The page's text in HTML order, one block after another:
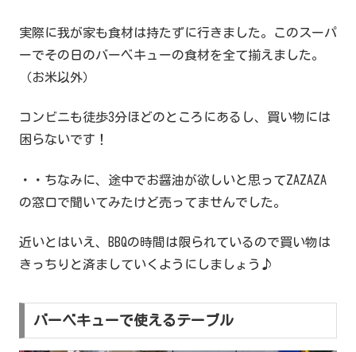
実際に我が家も食材は持たずに行きました。このスーパ
ーでその日のバーベキューの食材を全て揃えました。
（お米以外）
コンビニも徒歩3分ほどのところにあるし、買い物には
困らないです！
・・ちなみに、途中でお醤油が欲しいと思ってZAZAZA
の窓口で聞いてみたけど売ってませんでした。
近いとはいえ、BBQの時間は限られているので買い物は
きっちりと済ましていくようにしましょう♪
バーベキューで使えるテーブル